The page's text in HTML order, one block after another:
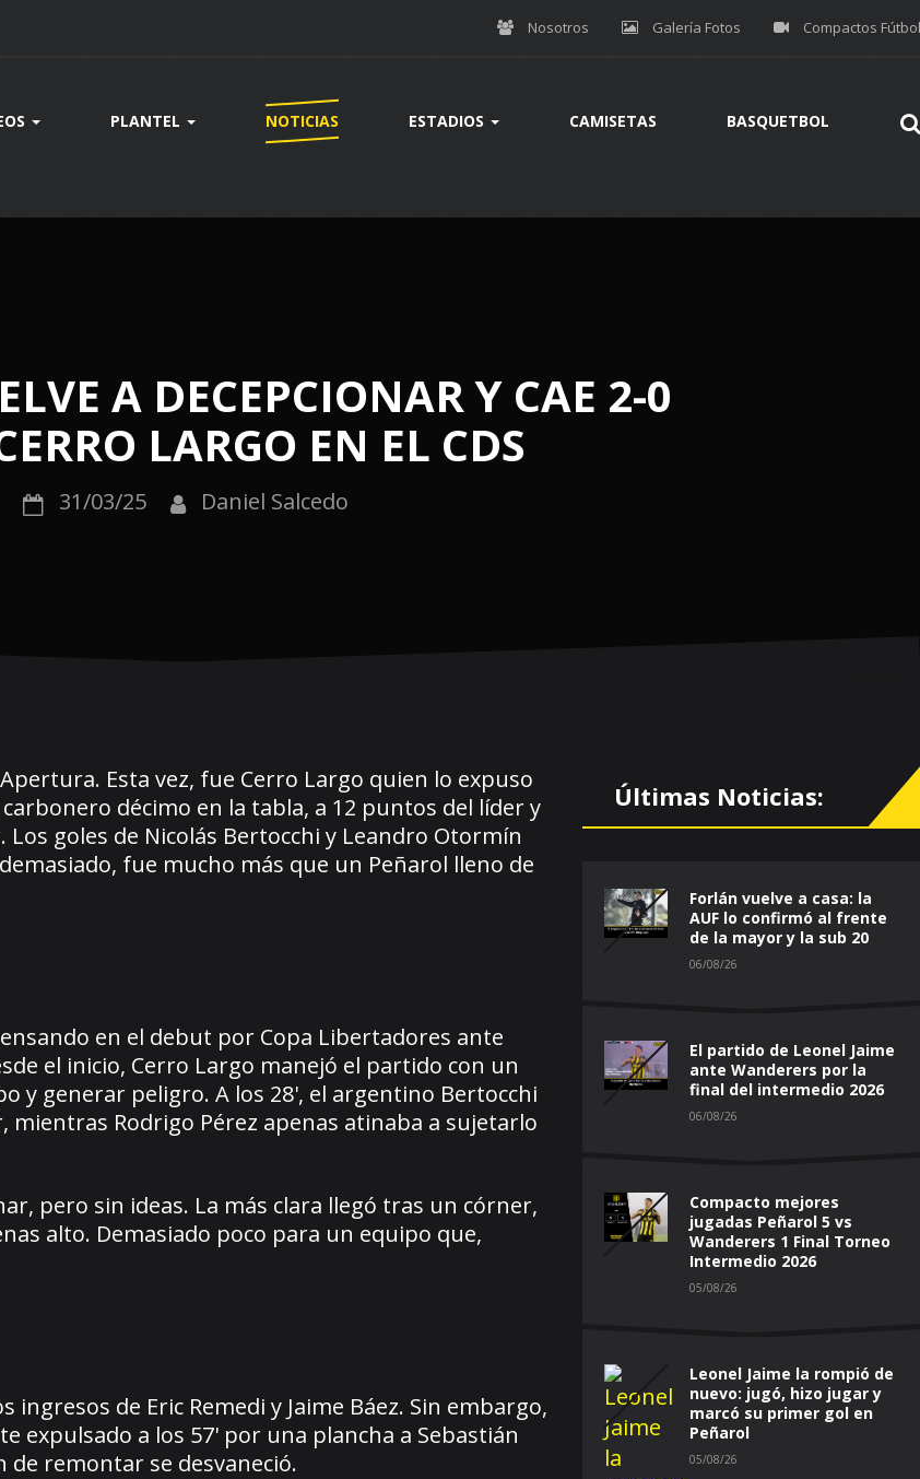
Nosotros Galería Fotos Compactos Fútbol
PLANTEL NOTICIAS ESTADIOS CAMISETAS BASQUETBOL
A DECEPCIONAR Y CAE 2-0
LARGO EN EL CDS
31/03/25 Daniel Salcedo
Esta vez, fue Cerro Largo quien lo expuso
décimo en la tabla, a 12 puntos del líder y
goles de Nicolás Bertocchi y Leandro Otormín
fue mucho más que un Peñarol lleno de
en el debut por Copa Libertadores ante
el inicio, Cerro Largo manejó el partido con un
y generar peligro. A los 28', el argentino Bertocchi
Rodrigo Pérez apenas atinaba a sujetarlo
pero sin ideas. La más clara llegó tras un córner,
alto. Demasiado poco para un equipo que,
de Eric Remedi y Jaime Báez. Sin embargo,
expulsado a los 57' por una plancha a Sebastián
de remontar se desvaneció.
Últimas Noticias:
Forlán vuelve a casa: la
AUF lo confirmó al frente
de la mayor y la sub 20
06/08/26
El partido de Leonel Jaime
ante Wanderers por la
final del intermedio 2026
06/08/26
Compacto mejores
jugadas Peñarol 5 vs
Wanderers 1 Final Torneo
Intermedio 2026
05/08/26
Leonel Jaime la rompió de
nuevo: jugó, hizo jugar y
marcó su primer gol en
Peñarol
05/08/26